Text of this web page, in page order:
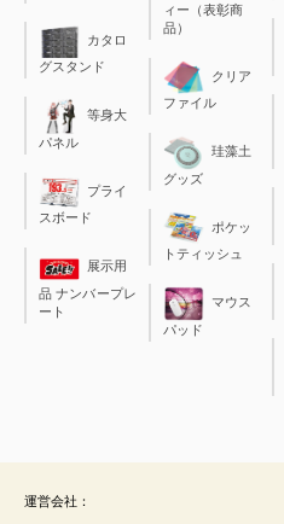
カタロ
グスタンド
等身大
パネル
プライ
スボード
展示用
品 ナンバープレ
ート
ィー（表彰商
品）
クリア
ファイル
珪藻土
グッズ
ポケッ
トティッシュ
マウス
パッド
運営会社：